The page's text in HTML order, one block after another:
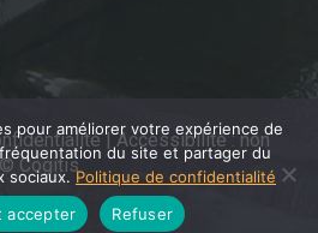
|Accessibilité : non
Cogitis
pour améliorer votre expérience de
du site et partager du
sociaux.Politique de confidentialité
accepter
Refuser